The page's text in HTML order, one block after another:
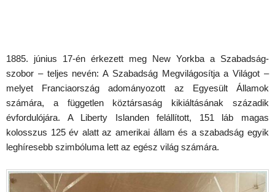
1885. június 17-én érkezett meg New Yorkba a Szabadság-
szobor – teljes nevén: A Szabadság Megvilágosítja a Világot –
melyet Franciaország adományozott az Egyesült Államok
számára, a független köztársaság kikiáltásának századik
évfordulójára. A Liberty Islanden felállított, 151 láb magas
kolosszus 125 év alatt az amerikai állam és a szabadság egyik
leghíresebb szimbóluma lett az egész világ számára.